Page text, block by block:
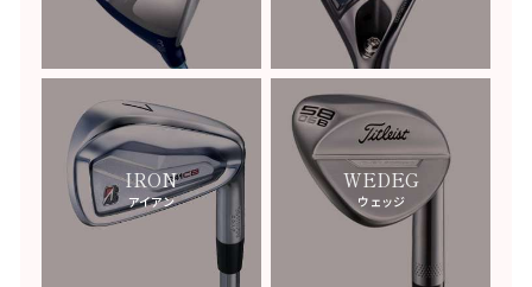
CHOPARD
GEORG JENSEN
-ジョージジェンセン-
JACOB&CO-ジェイコブ-
GIRARD PERREGAUX-ジラールペルゴ-
JAEGER LECOULTRE -ジャガールクルト-
-ジェラルドジェンタ-
IRON
アイアン
WEDEG
ウェッジ